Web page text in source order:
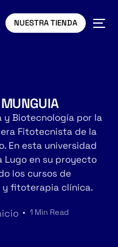
NUESTRA TIENDA
y Biotecnología por la
Fitotecnista de la
En esta universidad
Lugo en su proyecto
los cursos de
y fitoterapia clínica.
1 Min Read